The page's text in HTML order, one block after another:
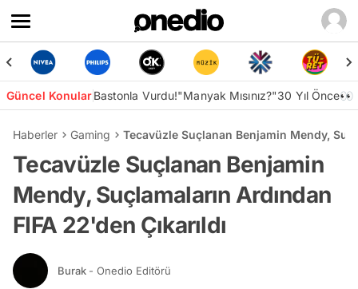
Güncel KonularBastonla Vurdu!"Manyak Mısınız?"30 Yıl Önce👀
Haberler Gaming Tecavüzle Suçlanan Benjamin Mendy,
Tecavüzle Suçlanan Benjamin
Mendy, Suçlamaların Ardından
FIFA 22'den Çıkarıldı
Burak - Onedio Editörü